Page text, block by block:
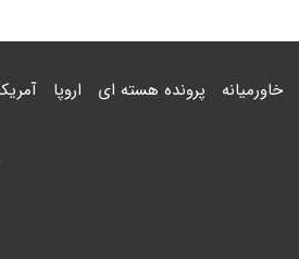
خاورمیانه پرونده هسته ای اروپا